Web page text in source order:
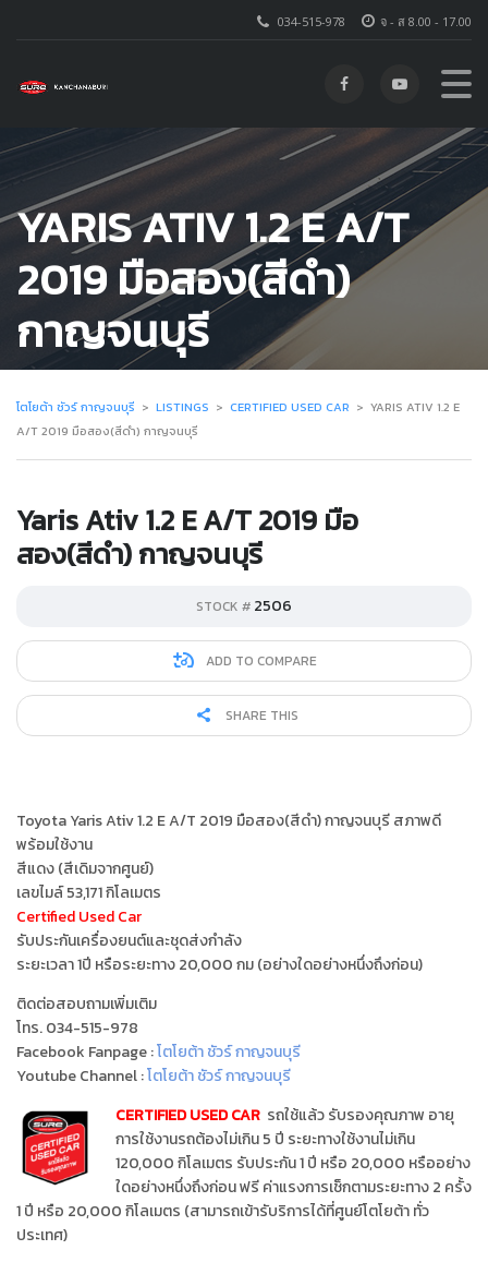
จ - ส 8.00 - 17.00
034-515-978
YARIS ATIV 1.2 E A/T
2019 มือสอง(สีดำ)
กาญจนบุรี
โตโยต้า ชัวร์ กาญจนบุรี > LISTINGS > CERTIFIED USED CAR > YARIS ATIV 1.2 E
A/T 2019 มือสอง(สีดำ) กาญจนบุรี
Yaris Ativ 1.2 E A/T 2019 มือ
สอง(สีดำ) กาญจนบุรี
STOCK # 2506
ADD TO COMPARE
SHARE THIS
Toyota Yaris Ativ 1.2 E A/T 2019 มือสอง(สีดำ) กาญจนบุรี สภาพดี
พร้อมใช้งาน
สีแดง (สีเดิมจากศูนย์)
เลขไมล์ 53,171 กิโลเมตร
Certified Used Car
รับประกันเครื่องยนต์และชุดส่งกำลัง
ระยะเวลา 1ปี หรือระยะทาง 20,000 กม (อย่างใดอย่างหนึ่งถึงก่อน)
ติดต่อสอบถามเพิ่มเติม
โทร. 034-515-978
Facebook Fanpage :โตโยต้า ชัวร์ กาญจนบุรี
Youtube Channel :โตโยต้า ชัวร์ กาญจนบุรี
CERTIFIED USED CAR รถใช้แล้ว รับรองคุณภาพ อายุ
การใช้งานรถต้องไม่เกิน 5 ปี ระยะทางใช้งานไม่เกิน
120,000 กิโลเมตร รับประกัน 1 ปี หรือ 20,000 หรืออย่าง
ใดอย่างหนึ่งถึงก่อน ฟรี ค่าแรงการเช็กตามระยะทาง 2 ครั้ง
1 ปี หรือ 20,000 กิโลเมตร (สามารถเข้ารับริการได้ที่ศูนย์โตโยต้า ทั่ว
ประเทศ)